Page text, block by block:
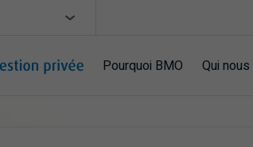
Pourquoi BMO Qui